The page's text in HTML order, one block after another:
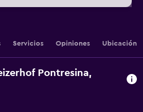
Servicios Opiniones Ubicación
Pontresina,